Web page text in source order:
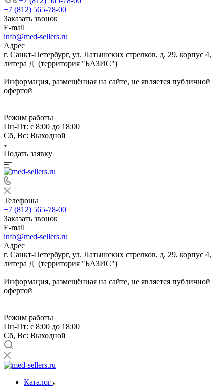
+7 (812) 565-78-00
Заказать звонок
E-mail
info@med-sellers.ru
Адрес
г. Санкт-Петербург, ул. Латышских стрелков, д. 29, корпус 4,
литера Д (территория "БАЗИС")
Информация, размещённая на сайте, не является публичной
офертой
Режим работы
Пн-Пт: с 8:00 до 18:00
Сб, Вс: Выходной
Подать заявку
Телефоны
+7 (812) 565-78-00
Заказать звонок
E-mail
info@med-sellers.ru
Адрес
г. Санкт-Петербург, ул. Латышских стрелков, д. 29, корпус 4,
литера Д (территория "БАЗИС")
Информация, размещённая на сайте, не является публичной
офертой
Режим работы
Пн-Пт: с 8:00 до 18:00
Сб, Вс: Выходной
Каталог